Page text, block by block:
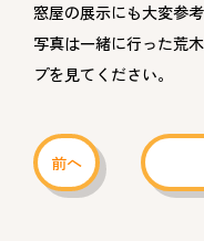
窓屋の展示にも大変参考
写真は一緒に行った荒
プを見てください。
前へ